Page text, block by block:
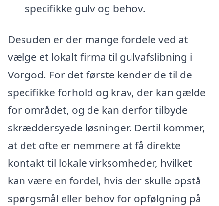
specifikke gulv og behov.
Desuden er der mange fordele ved at
vælge et lokalt firma til gulvafslibning i
Vorgod. For det første kender de til de
specifikke forhold og krav, der kan gælde
for området, og de kan derfor tilbyde
skræddersyede løsninger. Dertil kommer,
at det ofte er nemmere at få direkte
kontakt til lokale virksomheder, hvilket
kan være en fordel, hvis der skulle opstå
spørgsmål eller behov for opfølgning på